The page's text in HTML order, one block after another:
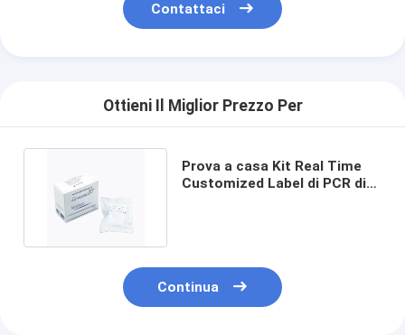
Contattaci
Ottieni Il Miglior Prezzo Per
Prova a casa Kit Real Time
Customized Label di PCR di
Continua